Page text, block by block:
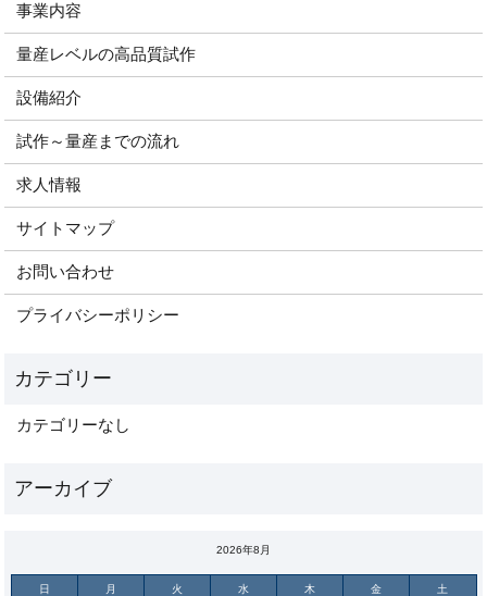
事業内容
量産レベルの高品質試作
設備紹介
試作～量産までの流れ
求人情報
サイトマップ
お問い合わせ
プライバシーポリシー
カテゴリーなし
2026年8月
日 月 火 水 木 金 土